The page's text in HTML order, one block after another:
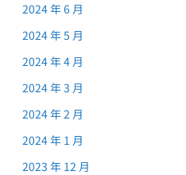
2024 年 6 月
2024 年 5 月
2024 年 4 月
2024 年 3 月
2024 年 2 月
2024 年 1 月
2023 年 12 月